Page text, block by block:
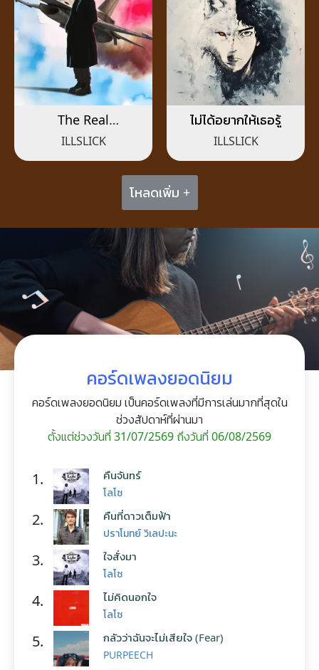
The Real
Suvarnabhumi
ILLSLICK
ไม่ได้อยากให้เธอรู้
ILLSLICK
โหลดเพิ่ม +
คอร์ดเพลงยอดนิยม
คอร์ดเพลงยอดนิยม เป็นคอร์ดเพลงที่มีการเล่นมากที่สุดใน
ช่วงสัปดาห์ที่ผ่านมา
ตั้งแต่ช่วงวันที่ 31/07/2569 ถึงวันที่ 06/08/2569
1. คืนจันทร์
โลโซ
2. คืนที่ดาวเต็มฟ้า
ปราโมทย์ วิเลปะนะ
3. ใจสั่งมา
โลโซ
4. ไม่คิดนอกใจ
โลโซ
5. กลัวว่าฉันจะไม่เสียใจ (Fear)
PURPEECH